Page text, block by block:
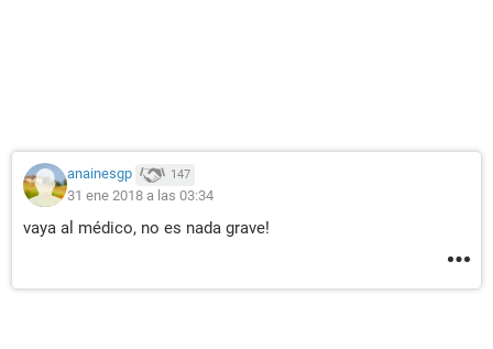
anainesgp 147
31 ene 2018 a las 03:34
vaya al médico, no es nada grave!